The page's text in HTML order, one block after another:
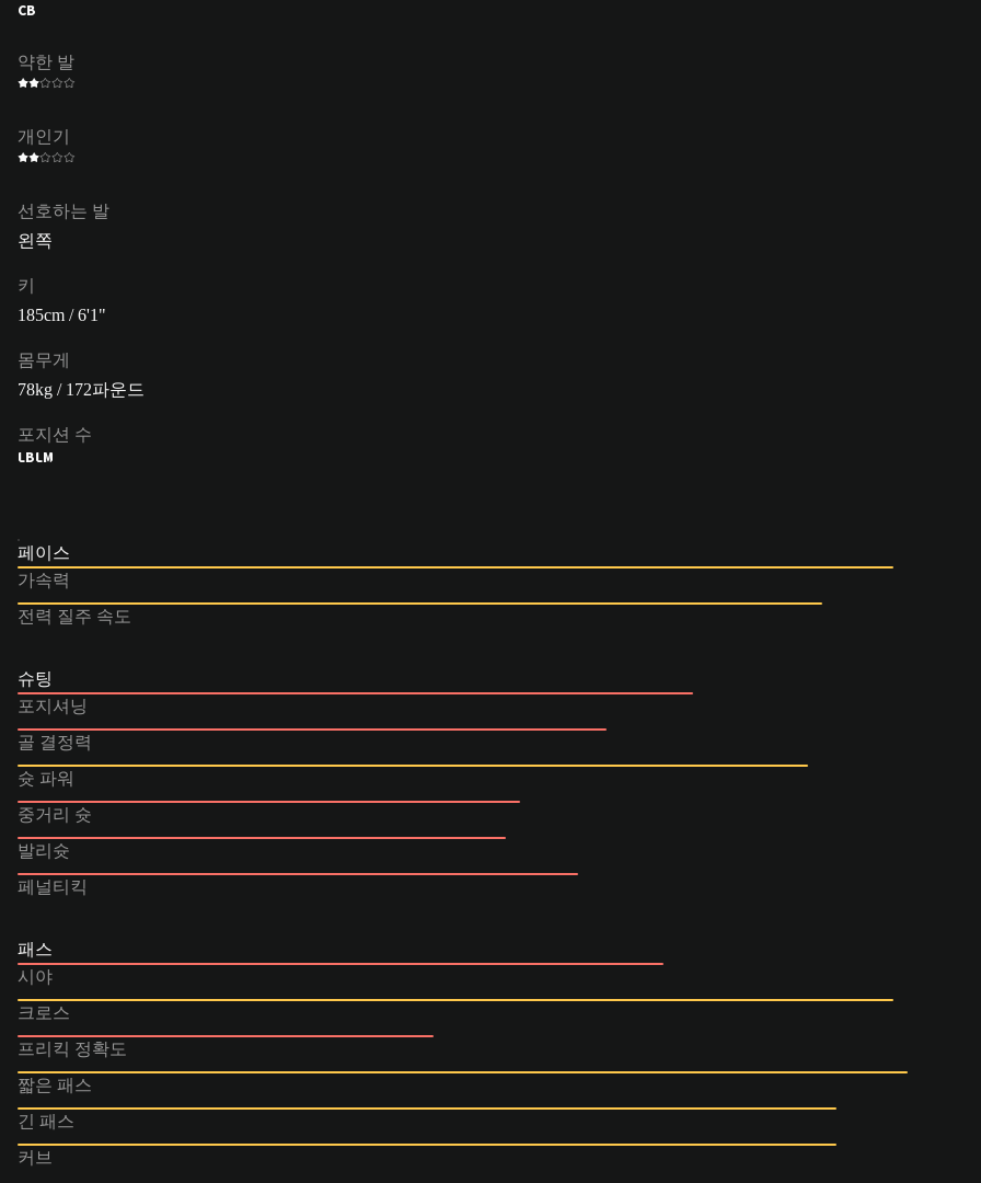
CB
약한 발
개인기
선호하는 발
왼쪽
키
185cm / 6'1"
몸무게
78kg / 172파운드
포지션 수
LBLM
페이스
가속력
전력 질주 속도
슈팅
포지셔닝
골 결정력
슛 파워
중거리 슛
발리슛
페널티킥
패스
시야
크로스
프리킥 정확도
짧은 패스
긴 패스
커브